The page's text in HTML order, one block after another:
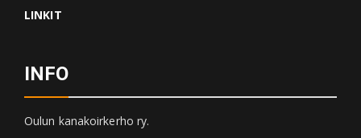
LINKIT
INFO
Oulun kanakoirkerho ry.